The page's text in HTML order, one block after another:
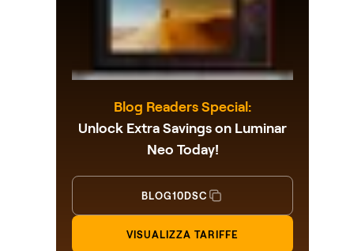
Blog Readers Special:
Unlock Extra Savings on Luminar
Neo Today!
BLOG10DSC
VISUALIZZA TARIFFE